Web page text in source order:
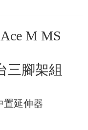
M MS
三腳架組
置延伸器